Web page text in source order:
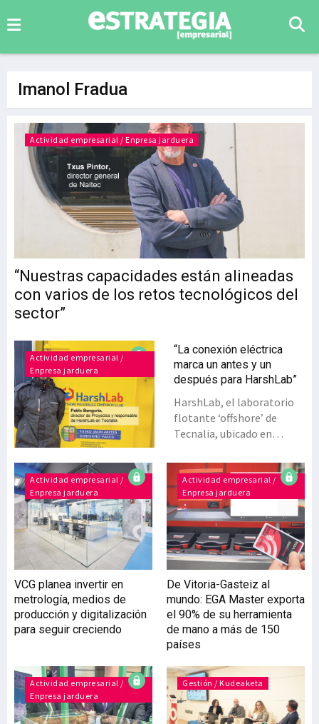
Imanol Fradua
“Nuestras capacidades están alineadas
con varios de los retos tecnológicos del
sector”
Actividad empresarial / Enpresa jarduera
Actividad empresarial /
Enpresa jarduera
“La conexión eléctrica
marca un antes y un
después para HarshLab”
HarshLab, el laboratorio
flotante ‘offshore’ de
Tecnalia, ubicado en
costa de Armintza
(Bizkaia), se ha conectado
recientemente a la red
eléctrica. Los últimos años
han tomado parte en
numerosos proyectos.
¿Qué les han reportado?Lo
laboratorio es salir al
entorno marino (donde las
operaciones tienen un alto
coste y cada reparación
logística) con la
tecnología validada en el
medio real. El valor del
ahorro que suponen estos
Actividad empresarial /
Enpresa jarduera
VCG planea invertir en
metrología, medios de
producción y digitalización
para seguir creciendo
Actividad empresarial /
Enpresa jarduera
De Vitoria-Gasteiz al
mundo: EGA Master exporta
el 90% de su herramienta
de mano a más de 150
países
Actividad empresarial /
Enpresa jarduera
Gestión / Kudeaketa